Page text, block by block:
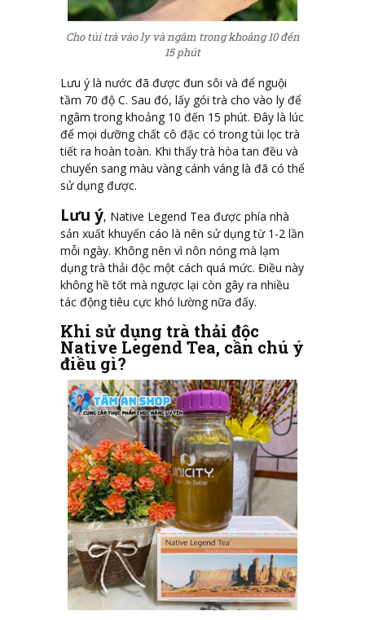
Cho túi trà vào ly và ngâm trong khoảng 10 đến
15 phút
Lưu ý là nước đã được đun sôi và để nguội
tầm 70 độ C. Sau đó, lấy gói trà cho vào ly để
ngâm trong khoảng 10 đến 15 phút. Đây là lúc
để mọi dưỡng chất cô đặc có trong túi lọc trà
tiết ra hoàn toàn. Khi thấy trà hòa tan đều và
chuyển sang màu vàng cánh váng là đã có thể
sử dụng được.
Lưu ý, Native Legend Tea được phía nhà
sản xuất khuyến cáo là nên sử dụng từ 1-2 lần
mỗi ngày. Không nên vì nôn nóng mà lạm
dụng trà thải độc một cách quá mức. Điều này
không hề tốt mà ngược lại còn gây ra nhiều
tác động tiêu cực khó lường nữa đấy.
Khi sử dụng trà thải độc
Native Legend Tea, cần chú ý
điều gì?